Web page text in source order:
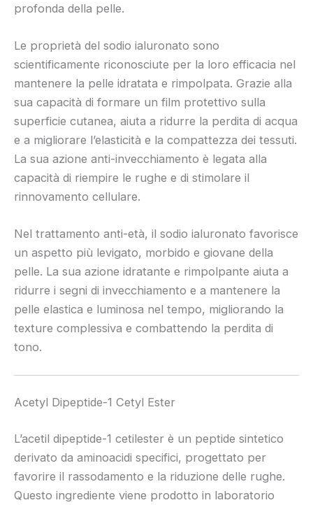
profonda della pelle.
Le proprietà del sodio ialuronato sono
scientificamente riconosciute per la loro efficacia nel
mantenere la pelle idratata e rimpolpata. Grazie alla
sua capacità di formare un film protettivo sulla
superficie cutanea, aiuta a ridurre la perdita di acqua
e a migliorare l’elasticità e la compattezza dei tessuti.
La sua azione anti-invecchiamento è legata alla
capacità di riempire le rughe e di stimolare il
rinnovamento cellulare.
Nel trattamento anti-età, il sodio ialuronato favorisce
un aspetto più levigato, morbido e giovane della
pelle. La sua azione idratante e rimpolpante aiuta a
ridurre i segni di invecchiamento e a mantenere la
pelle elastica e luminosa nel tempo, migliorando la
texture complessiva e combattendo la perdita di
tono.
Acetyl Dipeptide-1 Cetyl Ester
L’acetil dipeptide-1 cetilester è un peptide sintetico
derivato da aminoacidi specifici, progettato per
favorire il rassodamento e la riduzione delle rughe.
Questo ingrediente viene prodotto in laboratorio